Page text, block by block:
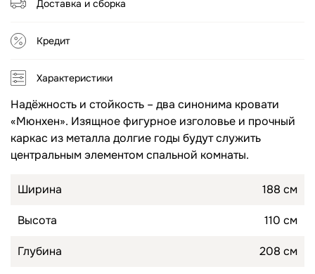
Доставка и сборка
Кредит
Характеристики
Надёжность и стойкость – два синонима кровати
«Мюнхен». Изящное фигурное изголовье и прочный
каркас из металла долгие годы будут служить
центральным элементом спальной комнаты.
Ширина 188 см
Высота 110 см
Глубина 208 см
Спальные гарнитуры
Прикроватные тумбы
Туалетные столики
Пуфы
Товары для сна
Подушки